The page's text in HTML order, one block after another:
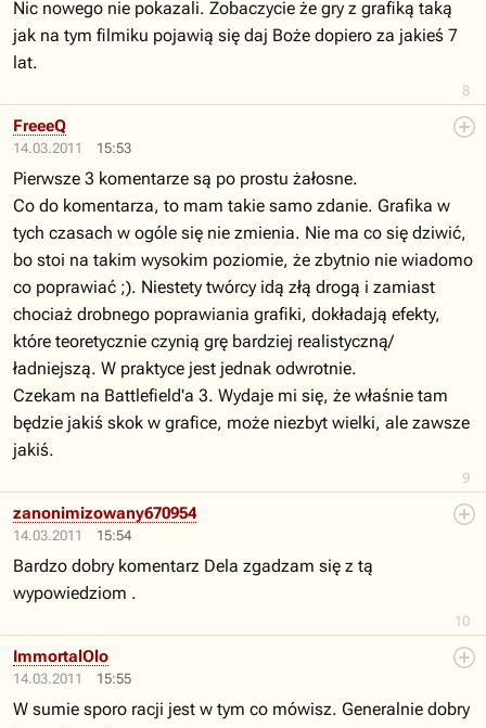
8
Nic nowego nie pokazali. Zobaczycie że gry z grafiką taką
jak na tym filmiku pojawią się daj Boże dopiero za jakieś 7
lat.
14.03.2011 15:53
9
FreeeQ
Pierwsze 3 komentarze są po prostu żałosne.
Co do komentarza, to mam takie samo zdanie. Grafika w
tych czasach w ogóle się nie zmienia. Nie ma co się dziwić,
bo stoi na takim wysokim poziomie, że zbytnio nie wiadomo
co poprawiać ;). Niestety twórcy idą złą drogą i zamiast
chociaż drobnego poprawiania grafiki, dokładają efekty,
które teoretycznie czynią grę bardziej realistyczną/
ładniejszą. W praktyce jest jednak odwrotnie.
Czekam na Battlefield'a 3. Wydaje mi się, że właśnie tam
będzie jakiś skok w grafice, może niezbyt wielki, ale zawsze
jakiś.
14.03.2011 15:54
10
zanonimizowany670954
Bardzo dobry komentarz Dela zgadzam się z tą
wypowiedziom .
14.03.2011 15:55
ImmortalOlo
W sumie sporo racji jest w tym co mówisz. Generalnie dobry